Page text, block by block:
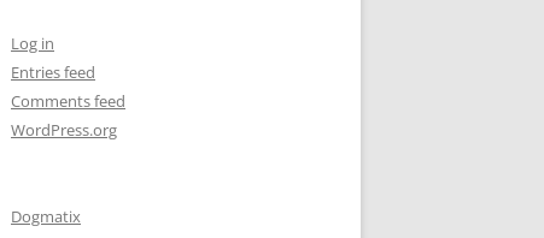
Log in
Entries feed
Comments feed
WordPress.org
Dogmatix